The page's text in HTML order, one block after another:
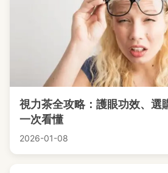
視力茶全攻略：護眼功效、選
一次看懂
2026-01-08